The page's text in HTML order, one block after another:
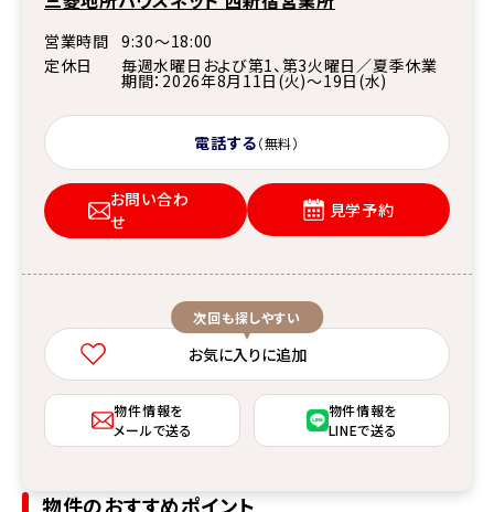
営業時間 9:30〜18:00
定休日
毎週水曜日および第1、第3火曜日／夏季休業
期間：2026年8月11日(火)～19日(水)
電話する（無料）
見学予約
お問い合わ
せ
次回も探しやすい
お気に入りに追加
物件情報を
メールで送る
物件情報を
LINEで送る
物件のおすすめポイント